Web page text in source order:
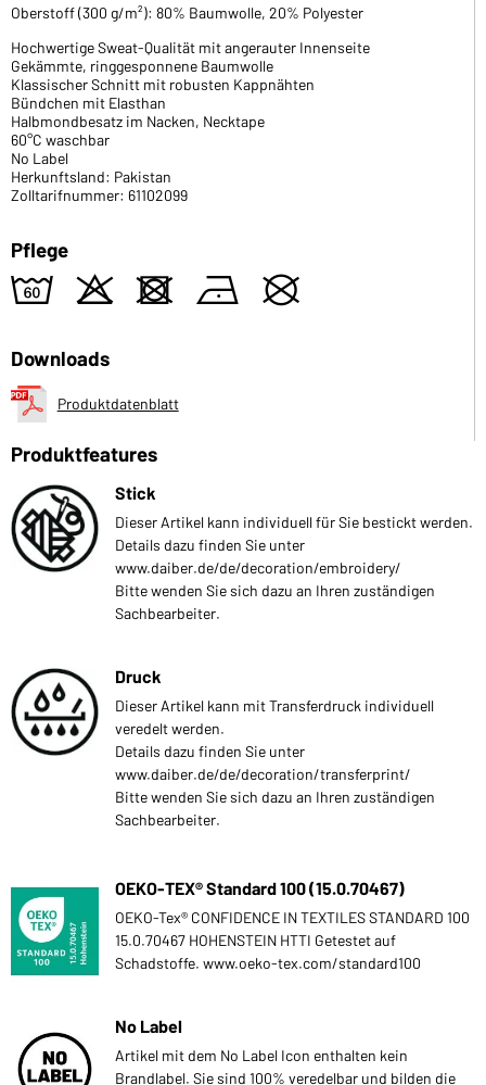
Oberstoff (300 g/m²): 80% Baumwolle, 20% Polyester
Hochwertige Sweat-Qualität mit angerauter Innenseite
Gekämmte, ringgesponnene Baumwolle
Klassischer Schnitt mit robusten Kappnähten
Bündchen mit Elasthan
Halbmondbesatz im Nacken, Necktape
60°C waschbar
No Label
Herkunftsland: Pakistan
Zolltarifnummer: 61102099
Pflege
4 o d n U
Downloads
Produktdatenblatt
Produktfeatures
Stick
Dieser Artikel kann individuell für Sie bestickt werden.
Details dazu finden Sie unter
www.daiber.de/de/decoration/embroidery/
Bitte wenden Sie sich dazu an Ihren zuständigen
Sachbearbeiter.
Druck
Dieser Artikel kann mit Transferdruck individuell
veredelt werden.
Details dazu finden Sie unter
www.daiber.de/de/decoration/transferprint/
Bitte wenden Sie sich dazu an Ihren zuständigen
Sachbearbeiter.
OEKO-TEX® Standard 100 (15.0.70467)
OEKO-Tex® CONFIDENCE IN TEXTILES STANDARD 100
15.0.70467 HOHENSTEIN HTTI Getestet auf
Schadstoffe. www.oeko-tex.com/standard100
No Label
Artikel mit dem No Label Icon enthalten kein
Brandlabel. Sie sind 100% veredelbar und bilden die